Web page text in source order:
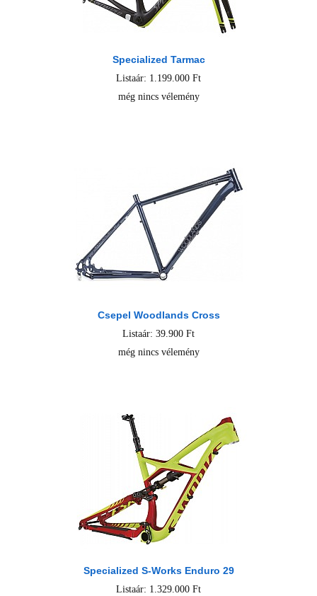
Specialized Tarmac
Listaár: 1.199.000 Ft
még nincs vélemény
Csepel Woodlands Cross
Listaár: 39.900 Ft
még nincs vélemény
Specialized S-Works Enduro 29
Listaár: 1.329.000 Ft